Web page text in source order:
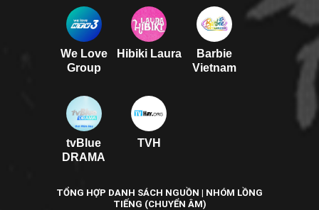
We Love
Group
Hibiki Laura
Barbie
Vietnam
tvBlue
DRAMA
TVH
TỔNG HỢP DANH SÁCH NGUỒN | NHÓM LỒNG
TIẾNG (CHUYỂN ÂM)